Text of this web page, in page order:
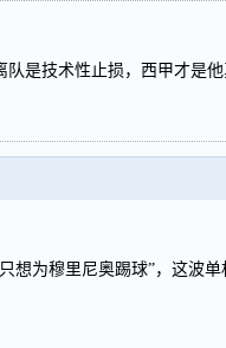
队是技术性止损，西甲才是
想为穆里尼奥踢球”，这波